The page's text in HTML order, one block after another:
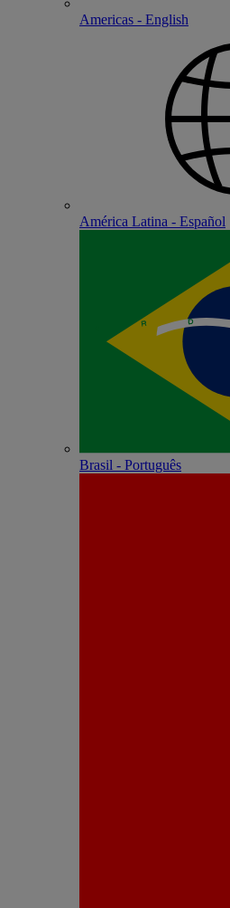
Americas - English
América Latina - Español
Brasil - Português